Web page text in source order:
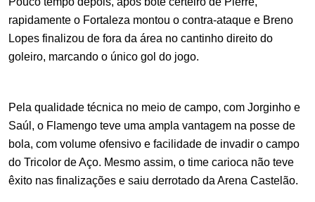
rapidamente o Fortaleza montou o contra-ataque e Breno
Lopes finalizou de fora da área no cantinho direito do
goleiro, marcando o único gol do jogo.
Pela qualidade técnica no meio de campo, com Jorginho e
Saúl, o Flamengo teve uma ampla vantagem na posse de
bola, com volume ofensivo e facilidade de invadir o campo
do Tricolor de Aço. Mesmo assim, o time carioca não teve
êxito nas finalizações e saiu derrotado da Arena Castelão.